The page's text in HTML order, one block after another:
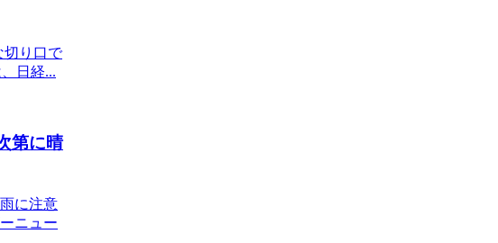
切り口で
日経...
第に晴
に注意
ニュー